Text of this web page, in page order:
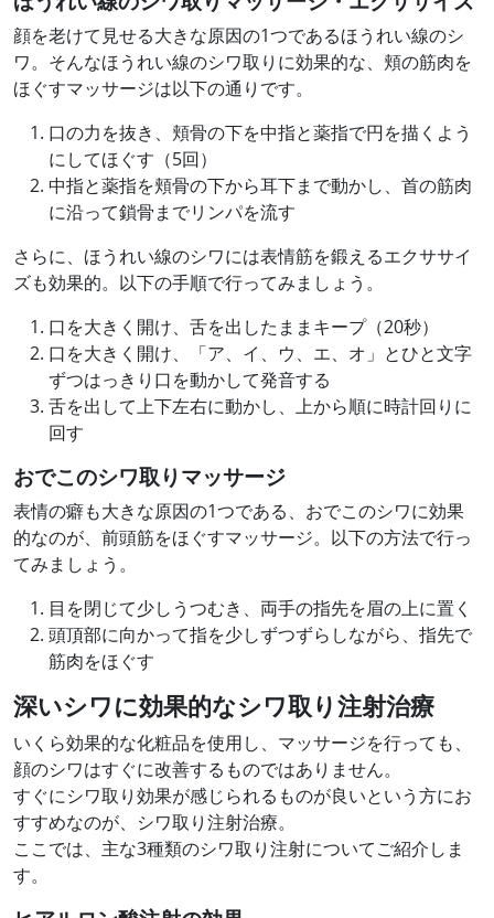
顔を老けて見せる大きな原因の1つであるほうれい線のシ
ワ。そんなほうれい線のシワ取りに効果的な、頬の筋肉を
ほぐすマッサージは以下の通りです。
口の力を抜き、頬骨の下を中指と薬指で円を描くよう
にしてほぐす（5回）
中指と薬指を頬骨の下から耳下まで動かし、首の筋肉
に沿って鎖骨までリンパを流す
さらに、ほうれい線のシワには表情筋を鍛えるエクササイ
ズも効果的。以下の手順で行ってみましょう。
口を大きく開け、舌を出したままキープ（20秒）
口を大きく開け、「ア、イ、ウ、エ、オ」とひと文字
ずつはっきり口を動かして発音する
舌を出して上下左右に動かし、上から順に時計回りに
回す
おでこのシワ取りマッサージ
表情の癖も大きな原因の1つである、おでこのシワに効果
的なのが、前頭筋をほぐすマッサージ。以下の方法で行っ
てみましょう。
目を閉じて少しうつむき、両手の指先を眉の上に置く
頭頂部に向かって指を少しずつずらしながら、指先で
筋肉をほぐす
深いシワに効果的なシワ取り注射治療
いくら効果的な化粧品を使用し、マッサージを行っても、
顔のシワはすぐに改善するものではありません。
すぐにシワ取り効果が感じられるものが良いという方にお
すすめなのが、シワ取り注射治療。
ここでは、主な3種類のシワ取り注射についてご紹介しま
す。